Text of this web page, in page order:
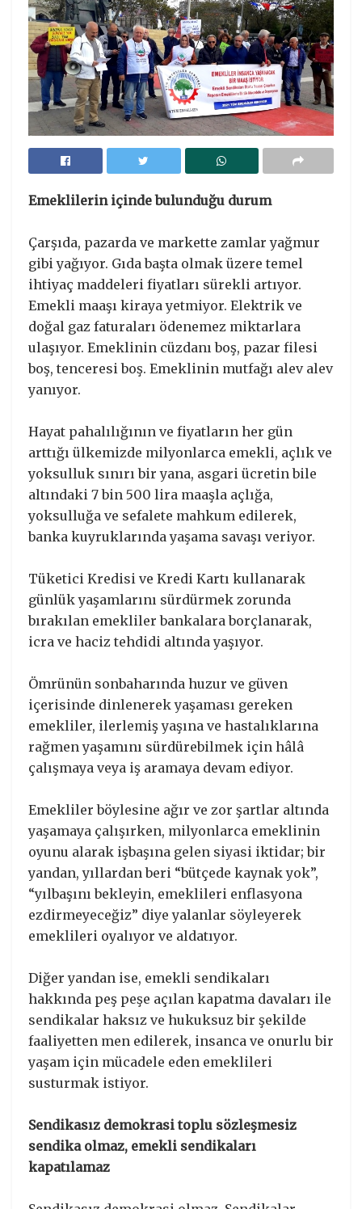
Emeklilerin içinde bulunduğu durum
Çarşıda, pazarda ve markette zamlar yağmur
gibi yağıyor. Gıda başta olmak üzere temel
ihtiyaç maddeleri fiyatları sürekli artıyor.
Emekli maaşı kiraya yetmiyor. Elektrik ve
doğal gaz faturaları ödenemez miktarlara
ulaşıyor. Emeklinin cüzdanı boş, pazar filesi
boş, tenceresi boş. Emeklinin mutfağı alev alev
yanıyor.
Hayat pahalılığının ve fiyatların her gün
arttığı ülkemizde milyonlarca emekli, açlık ve
yoksulluk sınırı bir yana, asgari ücretin bile
altındaki 7 bin 500 lira maaşla açlığa,
yoksulluğa ve sefalete mahkum edilerek,
banka kuyruklarında yaşama savaşı veriyor.
Tüketici Kredisi ve Kredi Kartı kullanarak
günlük yaşamlarını sürdürmek zorunda
bırakılan emekliler bankalara borçlanarak,
icra ve haciz tehdidi altında yaşıyor.
Ömrünün sonbaharında huzur ve güven
içerisinde dinlenerek yaşaması gereken
emekliler, ilerlemiş yaşına ve hastalıklarına
rağmen yaşamını sürdürebilmek için hâlâ
çalışmaya veya iş aramaya devam ediyor.
Emekliler böylesine ağır ve zor şartlar altında
yaşamaya çalışırken, milyonlarca emeklinin
oyunu alarak işbaşına gelen siyasi iktidar; bir
yandan, yıllardan beri “bütçede kaynak yok”,
“yılbaşını bekleyin, emeklileri enflasyona
ezdirmeyeceğiz” diye yalanlar söyleyerek
emeklileri oyalıyor ve aldatıyor.
Diğer yandan ise, emekli sendikaları
hakkında peş peşe açılan kapatma davaları ile
sendikalar haksız ve hukuksuz bir şekilde
faaliyetten men edilerek, insanca ve onurlu bir
yaşam için mücadele eden emeklileri
susturmak istiyor.
Sendikasız demokrasi toplu sözleşmesiz
sendika olmaz, emekli sendikaları
kapatılamaz